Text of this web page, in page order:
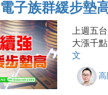
子族群緩步墊
上週五
大漲千
文
高